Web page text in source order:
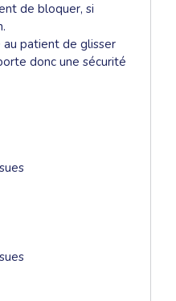
de bloquer, si
patient de glisser
donc une sécurité